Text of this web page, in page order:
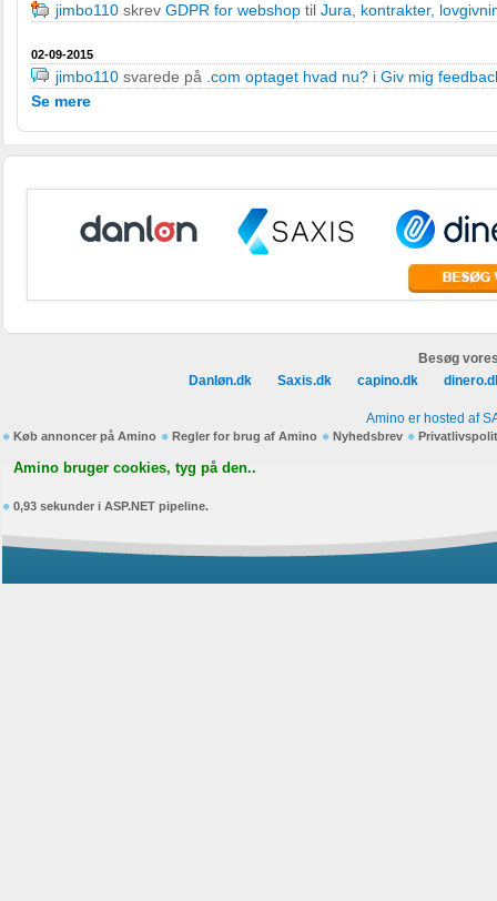
jimbo110 skrev GDPR for webshop til Jura, kontrakter,
02-09-2015
jimbo110 svarede på .com optaget hvad nu? i Giv mig
Se mere
Besøg
Danløn.dk
Saxis.dk capino.dk
Amino er hosted af
Køb annoncer på Amino Regler for brug af Amino Nyhedsbrev
Amino bruger cookies, tyg på den..
0,93 sekunder i ASP.NET pipeline.